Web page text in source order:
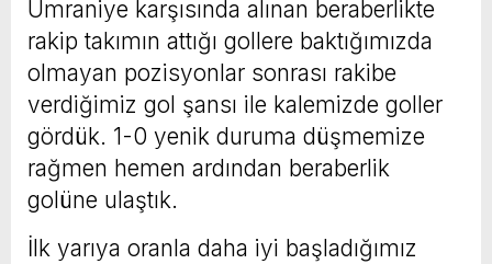
Ümraniye karşısında alınan beraberlikte
rakip takımın attığı gollere baktığımızda
olmayan pozisyonlar sonrası rakibe
verdiğimiz gol şansı ile kalemizde goller
gördük. 1-0 yenik duruma düşmemize
rağmen hemen ardından beraberlik
golüne ulaştık.
İlk yarıya oranla daha iyi başladığımız